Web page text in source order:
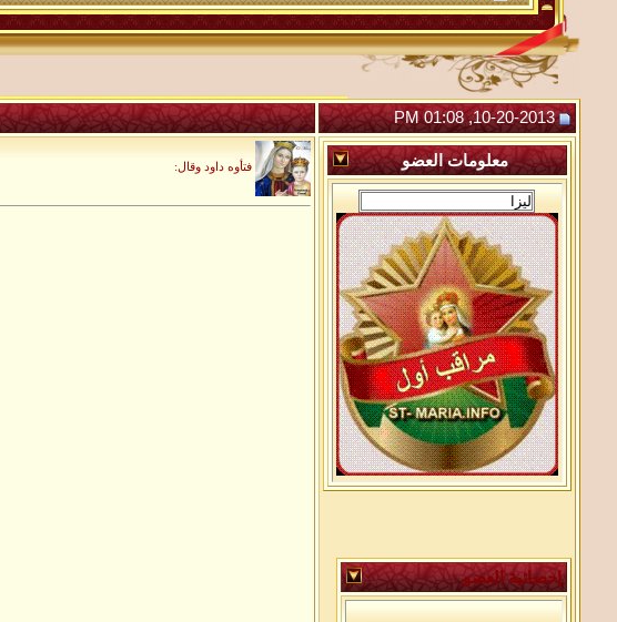
10-20-2013, 01:08 PM
معلوماتالعضو
إحصائية العضو
فتأوه داود وقال: